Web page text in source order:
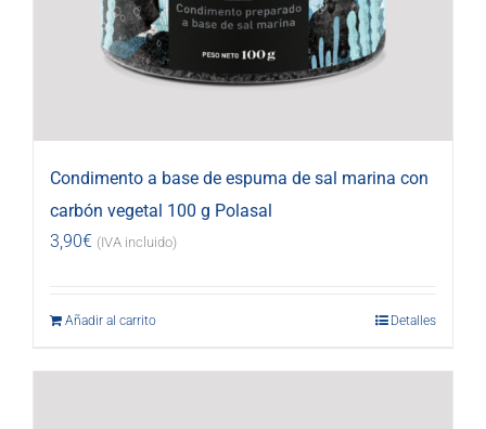
Condimento a base de espuma de sal marina con
carbón vegetal 100 g Polasal
3,90€ (IVA incluido)
Añadir al carrito Detalles